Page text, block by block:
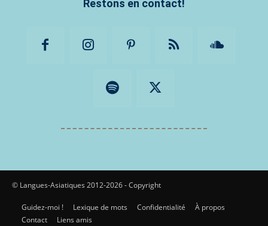
Restons en contact!
© Langues-Asiatiques 2012-2026 - Copyright
Guidez-moi ! Lexique de mots Confidentialité
À propos
Contact
Liens amis